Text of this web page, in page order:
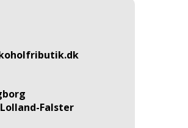
Falster